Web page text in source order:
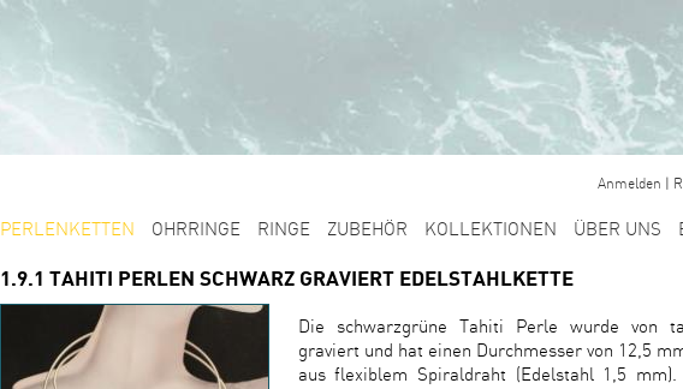
Anmelden
PERLENKETTEN OHRRINGE RINGE ZUBEHÖR KOLLEKTIONEN ÜBER UNS
1.9.1 TAHITI PERLEN SCHWARZ GRAVIERT EDELSTAHLKETTE
Die schwarzgrüne Tahiti Perle wurde von
graviert und hat einen Durchmesser von 12,5
aus flexiblem Spiraldraht (Edelstahl 1,5